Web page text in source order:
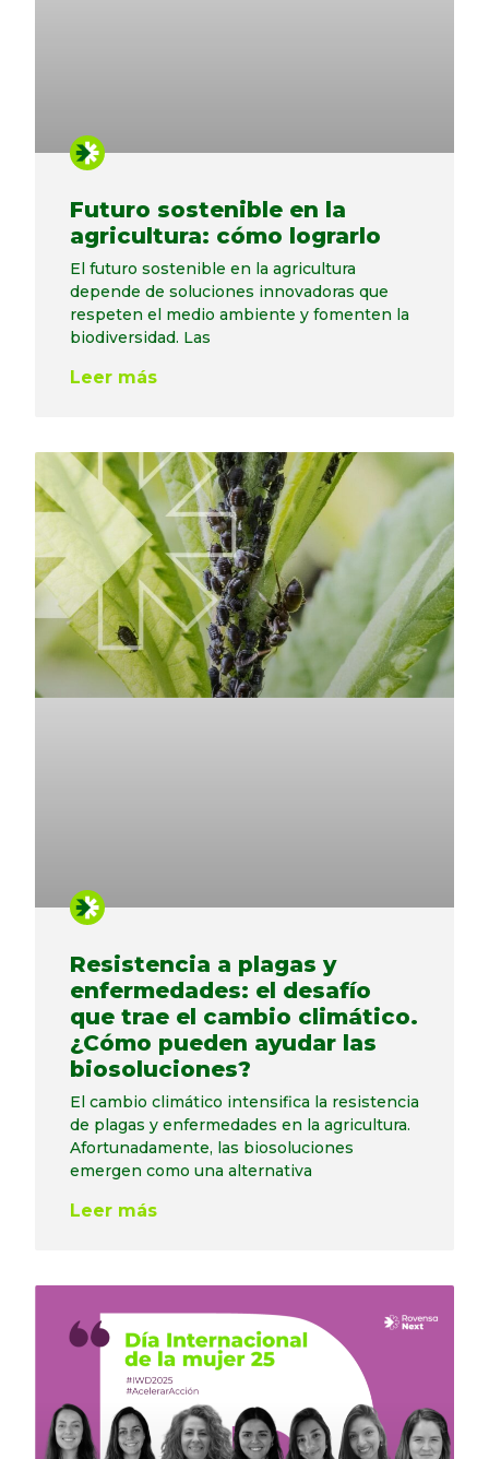
Futuro sostenible en la
agricultura: cómo lograrlo
El futuro sostenible en la agricultura
depende de soluciones innovadoras que
respeten el medio ambiente y fomenten la
biodiversidad. Las
Leer más
Resistencia a plagas y
enfermedades: el desafío
que trae el cambio climático.
¿Cómo pueden ayudar las
biosoluciones?
El cambio climático intensifica la resistencia
de plagas y enfermedades en la agricultura.
Afortunadamente, las biosoluciones
emergen como una alternativa
Leer más